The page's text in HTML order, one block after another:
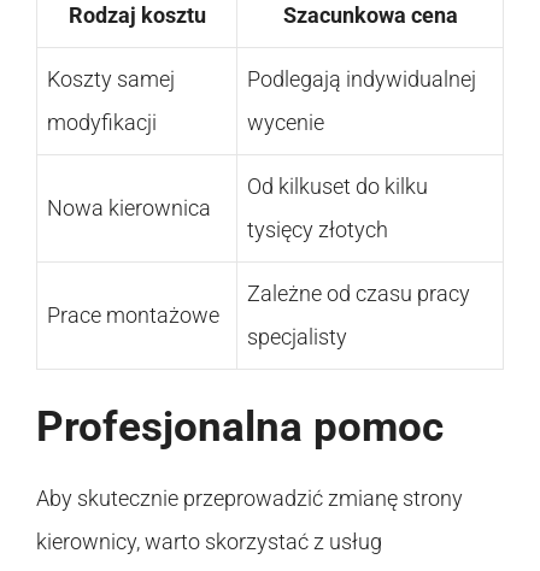
Rodzaj kosztu Szacunkowa cena
Koszty samej
modyfikacji
Podlegają indywidualnej
wycenie
Nowa kierownica
Od kilkuset do kilku
tysięcy złotych
Prace montażowe
Zależne od czasu pracy
specjalisty
Profesjonalna pomoc
Aby skutecznie przeprowadzić zmianę strony
kierownicy, warto skorzystać z usług